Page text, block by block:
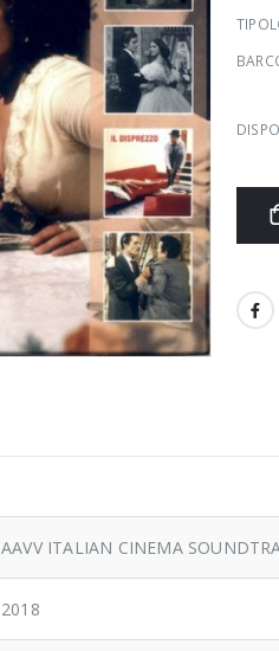
AAVV ITALIAN CINEMA
2018